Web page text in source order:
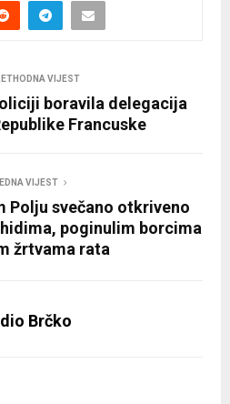
VIJEST
boravila delegacija
Francuske
VIJEST
Polju svečano otkriveno
poginulim borcima
žrtvama rata
Brčko